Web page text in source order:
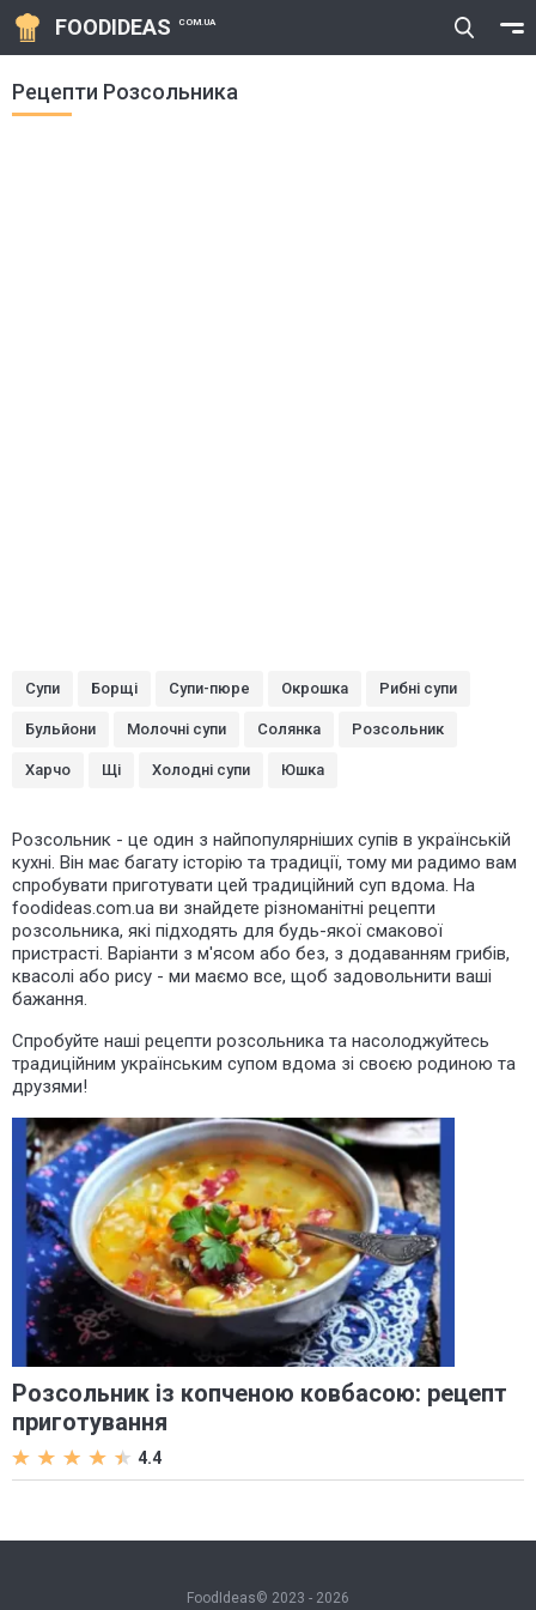
FOODIDEAS COM.UA
Рецепти Розсольника
Супи Борщі Супи-пюре Окрошка Рибні супи
Бульйони Молочні супи Солянка Розсольник
Харчо Щі Холодні супи Юшка
Розсольник - це один з найпопулярніших супів в українській
кухні. Він має багату історію та традиції, тому ми радимо вам
спробувати приготувати цей традиційний суп вдома. На
foodideas.com.ua ви знайдете різноманітні рецепти
розсольника, які підходять для будь-якої смакової
пристрасті. Варіанти з м'ясом або без, з додаванням грибів,
квасолі або рису - ми маємо все, щоб задовольнити ваші
бажання.
Спробуйте наші рецепти розсольника та насолоджуйтесь
традиційним українським супом вдома зі своєю родиною та
друзями!
Розсольник із копченою ковбасою: рецепт
приготування
4.4
FoodIdeas© 2023 - 2026